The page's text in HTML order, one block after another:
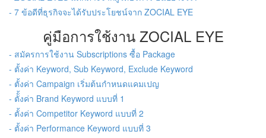
- 7 ข้อดีที่ธุรกิจจะได้รับประโยชน์จาก ZOCIAL EYE
คู่มือการใช้งาน ZOCIAL EYE
- สมัครการใช้งาน Subscriptions ซื้อ Package
- ตั้งค่า Keyword, Sub Keyword, Exclude Keyword
- ตั้งค่า Campaign เริ่มต้นกำหนดแคมเปญ
- ตัั้งค่า Brand Keyword แบบที่ 1
- ตั้งค่า Competitor Keyword แบบที่ 2
- ตั้งค่า Performance Keyword แบบที่ 3